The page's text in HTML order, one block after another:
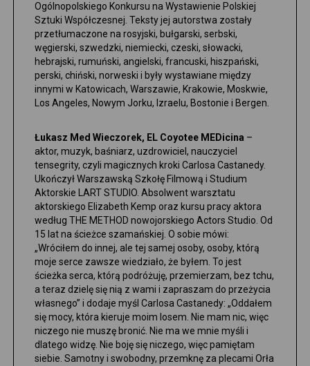
Ogólnopolskiego Konkursu na Wystawienie Polskiej
Sztuki Współczesnej. Teksty jej autorstwa zostały
przetłumaczone na rosyjski, bułgarski, serbski,
węgierski, szwedzki, niemiecki, czeski, słowacki,
hebrajski, rumuński, angielski, francuski, hiszpański,
perski, chiński, norweski i były wystawiane między
innymi w Katowicach, Warszawie, Krakowie, Moskwie,
Los Angeles, Nowym Jorku, Izraelu, Bostonie i Bergen.
Łukasz Med Wieczorek, EL Coyotee MEDicina –
aktor, muzyk, baśniarz, uzdrowiciel, nauczyciel
tensegrity, czyli magicznych kroki Carlosa Castanedy.
Ukończył Warszawską Szkołę Filmową i Studium
Aktorskie LART STUDIO. Absolwent warsztatu
aktorskiego Elizabeth Kemp oraz kursu pracy aktora
według THE METHOD nowojorskiego Actors Studio. Od
15 lat na ścieżce szamańskiej. O sobie mówi:
„Wróciłem do innej, ale tej samej osoby, osoby, którą
moje serce zawsze wiedziało, że byłem. To jest
ścieżka serca, którą podróżuję, przemierzam, bez tchu,
a teraz dzielę się nią z wami i zapraszam do przeżycia
własnego” i dodaje myśl Carlosa Castanedy: „Oddałem
się mocy, która kieruje moim losem. Nie mam nic, więc
niczego nie muszę bronić. Nie ma we mnie myśli i
dlatego widzę. Nie boję się niczego, więc pamiętam
siebie. Samotny i swobodny, przemknę za plecami Orła